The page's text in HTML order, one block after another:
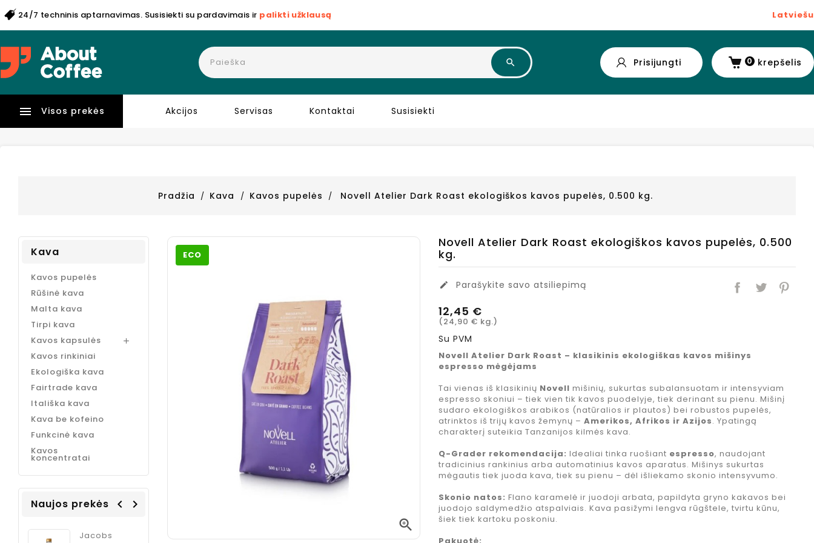
24/7 techninis aptarnavimas. Susisiekti su pardavimais ir palikti užklausą Latviešu
krepšelis
0
Prisijungti
 Visos prekės Akcijos Servisas Kontaktai Susisiekti
Pradžia Kava Kavos pupelės Novell Atelier Dark Roast ekologiškos kavos pupelės, 0.500 kg.
Kava
Kavos pupelės
Rūšinė kava
Malta kava
Tirpi kava
Kavos kapsulės

Kavos rinkiniai
Ekologiška kava
Fairtrade kava
Itališka kava
Kava be kofeino
Funkcinė kava
Kavos
koncentratai
Naujos prekės navigate_before navigate_next
Jacobs
Jacobs
ECO

Novell Atelier Dark Roast ekologiškos kavos pupelės, 0.500
kg.
edit Parašykite savo atsiliepimą
12,45 €
(24,90 € kg.)
Su PVM
Novell Atelier Dark Roast – klasikinis ekologiškas kavos mišinys
espresso mėgėjams
Tai vienas iš klasikinių Novell mišinių, sukurtas subalansuotam ir intensyviam
espresso skoniui – tiek vien tik kavos puodelyje, tiek derinant su pienu. Mišinį
sudaro ekologiškos arabikos (natūralios ir plautos) bei robustos pupelės,
atrinktos iš trijų kavos žemynų – Amerikos, Afrikos ir Azijos. Ypatingą
charakterį suteikia Tanzanijos kilmės kava.
Q-Grader rekomendacija: Idealiai tinka ruošiant espresso, naudojant
tradicinius rankinius arba automatinius kavos aparatus. Mišinys sukurtas
mėgautis tiek juoda kava, tiek su pienu – dėl išliekamo skonio intensyvumo.
Skonio natos: Flano karamelė ir juodoji arbata, papildyta gryno kakavos bei
juodojo saldymedžio atspalviais. Kava pasižymi lengva rūgštele, tvirtu kūnu,
šiek tiek kartoku poskoniu.